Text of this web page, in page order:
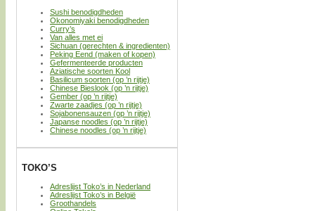
Sushi benodigdheden
Okonomiyaki benodigdheden
Curry’s
Van alles met ei
Sichuan (gerechten & ingredienten)
Peking Eend (maken of kopen)
Gefermenteerde producten
Aziatische soorten Kool
Basilicum soorten (op ’n rijtje)
Chinese Bieslook (op ’n rijtje)
Gember (op ’n rijtje)
Zwarte zaadjes (op ’n rijtje)
Sojabonensauzen (op ’n rijtje)
Japanse noodles (op ’n rijtje)
Chinese noodles (op ’n rijtje)
TOKO’S
Adreslijst Toko’s in Nederland
Adreslijst Toko’s in België
Groothandels